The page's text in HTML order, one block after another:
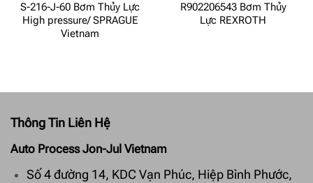
S-216-J-60 Bơm Thủy Lực
High pressure/ SPRAGUE
Vietnam
R902206543 Bơm Thủy
Lực REXROTH
Thông Tin Liên Hệ
Auto Process Jon-Jul Vietnam
Số 4 đường 14, KDC Vạn Phúc, Hiệp Bình Phước,